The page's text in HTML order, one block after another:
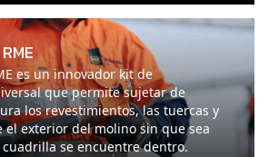
es un innovador kit de
que permite sujetar de
los revestimientos, las tuercas y
el exterior del molino sin que sea
se encuentre dentro.